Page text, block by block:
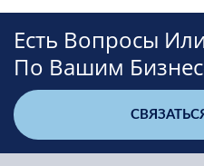
Есть Вопросы
По Вашим